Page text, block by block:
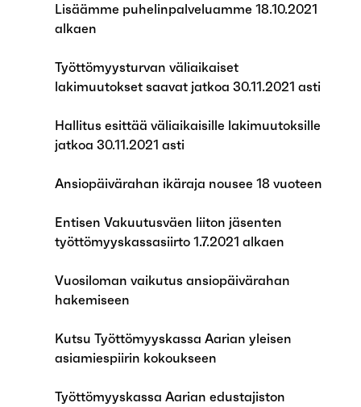
Lisäämme puhelinpalveluamme 18.10.2021
alkaen
Työttömyysturvan väliaikaiset
lakimuutokset saavat jatkoa 30.11.2021 asti
Hallitus esittää väliaikaisille lakimuutoksille
jatkoa 30.11.2021 asti
Ansiopäivärahan ikäraja nousee 18 vuoteen
Entisen Vakuutusväen liiton jäsenten
työttömyyskassasiirto 1.7.2021 alkaen
Vuosiloman vaikutus ansiopäivärahan
hakemiseen
Kutsu Työttömyyskassa Aarian yleisen
asiamiespiirin kokoukseen
Työttömyyskassa Aarian edustajiston